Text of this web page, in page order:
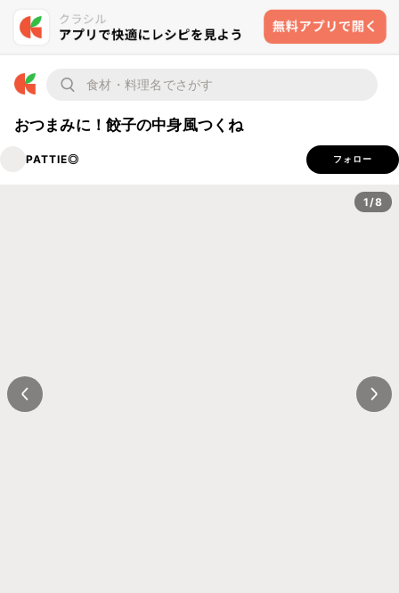
おつまみに！餃子の中身風つくね
PATTIE◎ フォロー
1/8